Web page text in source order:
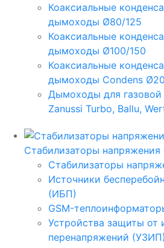
Коаксиальные
дымоходы Ø80/125
Коаксиальные
дымоходы Ø100/150
Коаксиальные
дымоходы Condens
Дымоходы для газовой
Zanussi Turbo, Ballu,
Стабилизаторы
Стабилизаторы
Источники
(ИБП)
GSM-
Устройства защиты от
перенапряжений (УЗИП)